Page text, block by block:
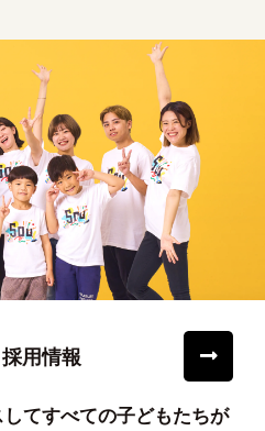
採用情報
してすべての子どもたちが